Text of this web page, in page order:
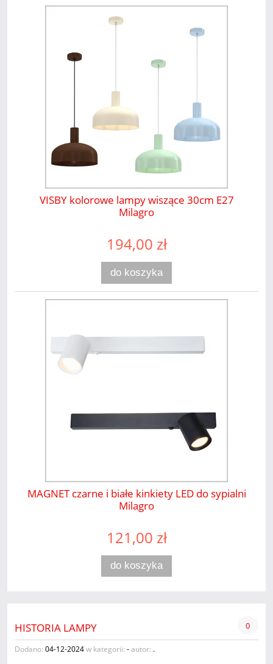
VISBY kolorowe lampy wiszące 30cm E27
Milagro
194,00 zł
do koszyka
MAGNET czarne i białe kinkiety LED do sypialni
Milagro
121,00 zł
do koszyka
HISTORIA LAMPY 0
Dodano: 04-12-2024w kategorii: -autor: .